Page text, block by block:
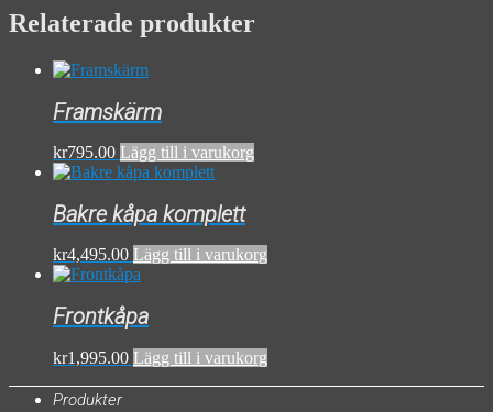
Relaterade produkter
Framskärm
kr795.00 Lägg till i varukorg
Bakre kåpa komplett
kr4,495.00 Lägg till i varukorg
Frontkåpa
kr1,995.00 Lägg till i varukorg
Produkter